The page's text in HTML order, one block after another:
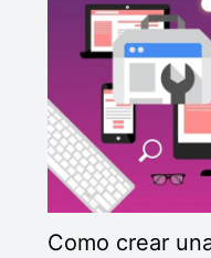
Como crear